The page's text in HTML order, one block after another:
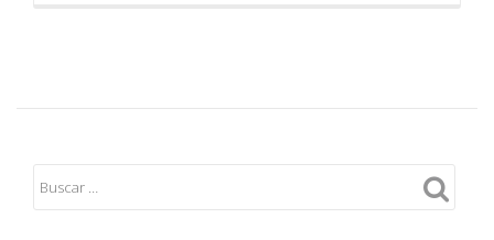
estímulos
neurodesarrollo